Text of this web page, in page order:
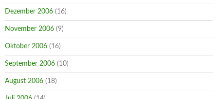
Dezember 2006 (16)
November 2006 (9)
Oktober 2006 (16)
September 2006 (10)
August 2006 (18)